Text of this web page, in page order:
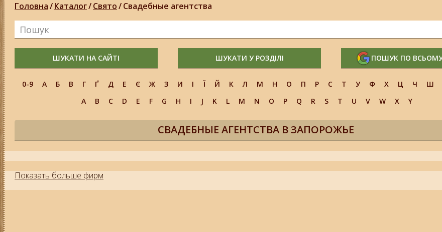
Головна/Каталог/Свято/Свадебные агентства
ШУКАТИ НА САЙТІ ШУКАТИ У РОЗДІЛІ ПОШУК ПО
0-9 А Б В Г Ґ Д Е Є Ж З И І Ї Й К Л М Н О П Р С Т У Ф Х Ц Ч Ш
A
B C D E F G H I J K L M N O P Q R S T U V W X Y
СВАДЕБНЫЕ АГЕНТСТВА В ЗАПОРОЖЬЕ
Показать больше фирм